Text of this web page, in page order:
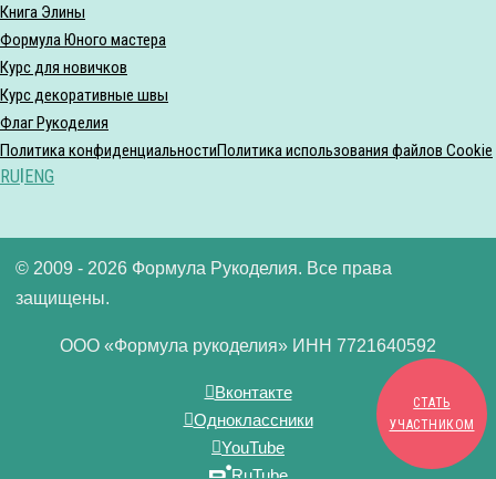
Книга Элины
Формула Юного мастера
Курс для новичков
Курс декоративные швы
Флаг Рукоделия
СТАТЬ
УЧАСТНИКОМ
Политика конфиденциальностиПолитика использования файлов Cookie
RU ENG
© 2009 - 2026 Формула Рукоделия. Все права
защищены.
ООО «Формула рукоделия» ИНН 7721640592
Вконтакте
Одноклассники
YouTube
RuTube